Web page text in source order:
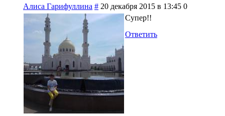
Алиса Гарифуллина # 20 декабря 2015 в 13:45 0
Супер!!
Ответить